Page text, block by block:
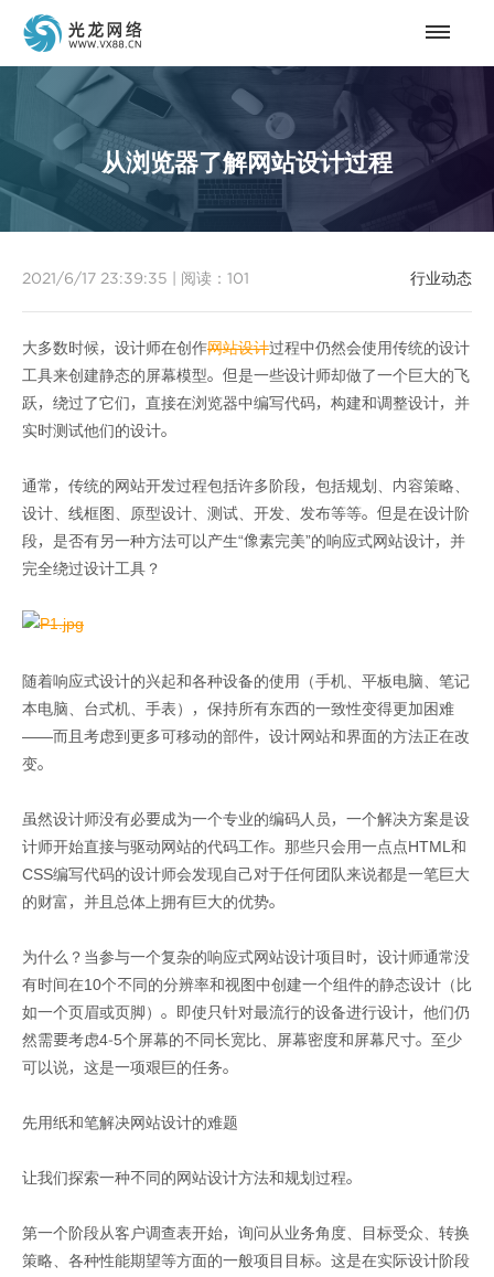
从浏览器了解网站设计过程
行业动态
2021/6/17 23:39:35 阅读： 101
大多数时候，设计师在创作网站设计过程中仍然会使用传统的设计
工具来创建静态的屏幕模型。但是一些设计师却做了一个巨大的飞
跃，绕过了它们，直接在浏览器中编写代码，构建和调整设计，并
实时测试他们的设计。
通常，传统的网站开发过程包括许多阶段，包括规划、内容策略、
设计、线框图、原型设计、测试、开发、发布等等。但是在设计阶
段，是否有另一种方法可以产生“像素完美”的响应式网站设计，并
完全绕过设计工具？
随着响应式设计的兴起和各种设备的使用（手机、平板电脑、笔记
本电脑、台式机、手表），保持所有东西的一致性变得更加困难
——而且考虑到更多可移动的部件，设计网站和界面的方法正在改
变。
虽然设计师没有必要成为一个专业的编码人员，一个解决方案是设
计师开始直接与驱动网站的代码工作。那些只会用一点点HTML和
CSS编写代码的设计师会发现自己对于任何团队来说都是一笔巨大
的财富，并且总体上拥有巨大的优势。
为什么？当参与一个复杂的响应式网站设计项目时，设计师通常没
有时间在10个不同的分辨率和视图中创建一个组件的静态设计（比
如一个页眉或页脚）。即使只针对最流行的设备进行设计，他们仍
然需要考虑4-5个屏幕的不同长宽比、屏幕密度和屏幕尺寸。至少
可以说，这是一项艰巨的任务。
先用纸和笔解决网站设计的难题
让我们探索一种不同的网站设计方法和规划过程。
第一个阶段从客户调查表开始，询问从业务角度、目标受众、转换
策略、各种性能期望等方面的一般项目目标。这是在实际设计阶段